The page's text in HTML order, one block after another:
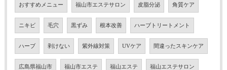
おすすめメニュー 福山市エステサロン 皮脂分泌 角質ケア
ニキビ 毛穴 黒ずみ 根本改善 ハーブトリートメント
ハーブ 剥けない 紫外線対策 UVケア 間違ったスキンケア
広島県福山市 福山市エステ 福山エステ 福山エステサロン